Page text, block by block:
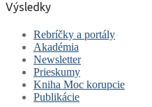
Výsledky
Rebríčky a portály
Akadémia
Newsletter
Prieskumy
Kniha Moc korupcie
Publikácie